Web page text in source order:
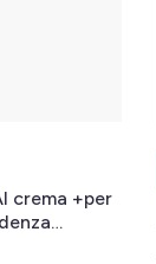
crema +per